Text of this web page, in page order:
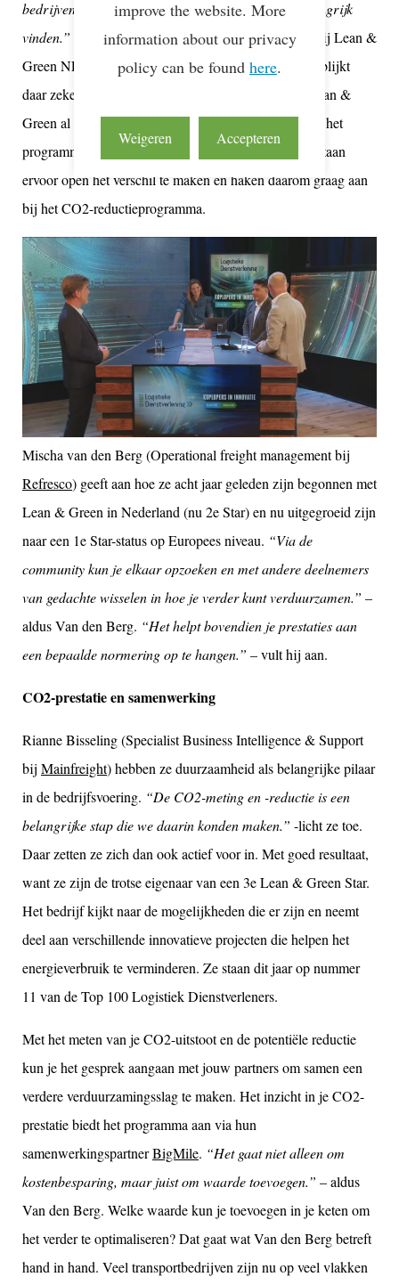
bedrijven meer gaan nadenken over wat ze echt belangrijk
vinden.” -weet Alex Matatula (Head of Community bij Lean &
Green NL – Connekt) te vertellen. En duurzaamheid blijkt
daar zeker onderdeel van. Het afgelopen jaar heeft Lean &
Green al honderden bedrijven mogen informeren over het
programma en zijn ze actief in 14 landen. Bedrijven staan
ervoor open het verschil te maken en haken daarom graag aan
bij het CO2-reductieprogramma.
Mischa van den Berg (Operational freight management bij
Refresco) geeft aan hoe ze acht jaar geleden zijn begonnen met
Lean & Green in Nederland (nu 2eStar) en nu uitgegroeid zijn
naar een 1eStar-status op Europees niveau. “Via de
community kun je elkaar opzoeken en met andere deelnemers
van gedachte wisselen in hoe je verder kunt verduurzamen.” –
aldus Van den Berg. “Het helpt bovendien je prestaties aan
een bepaalde normering op te hangen.” – vult hij aan.
CO2-prestatie en samenwerking
Rianne Bisseling (Specialist Business Intelligence & Support
bij Mainfreight) hebben ze duurzaamheid als belangrijke pilaar
in de bedrijfsvoering. “De CO2-meting en -reductie is een
belangrijke stap die we daarin konden maken.” -licht ze toe.
Daar zetten ze zich dan ook actief voor in. Met goed resultaat,
want ze zijn de trotse eigenaar van een 3e Lean & Green Star.
Het bedrijf kijkt naar de mogelijkheden die er zijn en neemt
deel aan verschillende innovatieve projecten die helpen het
energieverbruik te verminderen. Ze staan dit jaar op nummer
11 van de Top 100 Logistiek Dienstverleners.
Met het meten van je CO2-uitstoot en de potentiële reductie
kun je het gesprek aangaan met jouw partners om samen een
verdere verduurzamingsslag te maken. Het inzicht in je CO2-
prestatie biedt het programma aan via hun
samenwerkingspartnerBigMile. “Het gaat niet alleen om
kostenbesparing, maar juist om waarde toevoegen.” – aldus
Van den Berg. Welke waarde kun je toevoegen in je keten om
het verder te optimaliseren? Dat gaat wat Van den Berg betreft
hand in hand. Veel transportbedrijven zijn nu op veel vlakken
improve the website. More
information about our privacy
policy can be found here.
Weigeren Accepteren